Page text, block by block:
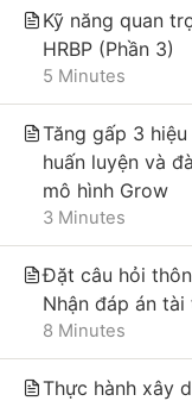
Kỹ năng quan
HRBP (Phần 3)
5 Minutes
Tăng gấp 3
huấn luyện và
mô hình Grow
3 Minutes
Đặt câu hỏi
Nhận đáp án tài
8 Minutes
Thực hành xây
Giới thiệu
Tư vấn
Thư viện
Nhận tài liệu miễn
Cộng đồng